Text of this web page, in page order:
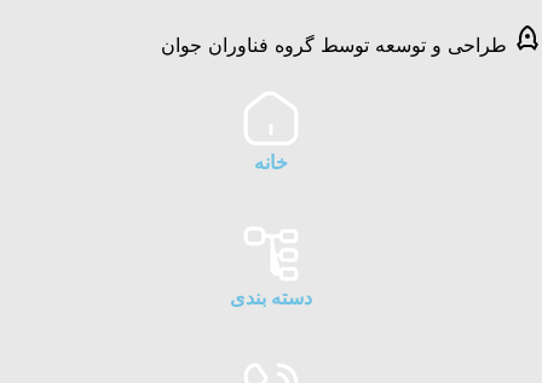
طراحی و توسعه توسط گروه فناوران جوان
خانه
دسته بندی